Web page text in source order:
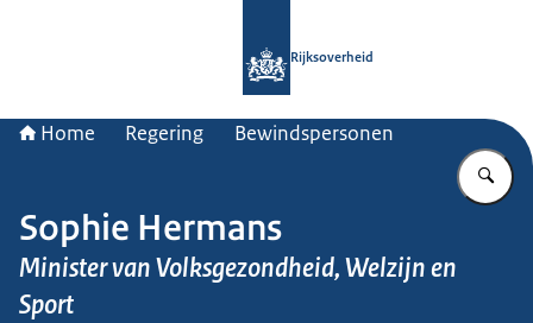
Rijksoverheid
Home Regering Bewindspersonen
Sophie Hermans
Minister van Volksgezondheid, Welzijn en
Sport